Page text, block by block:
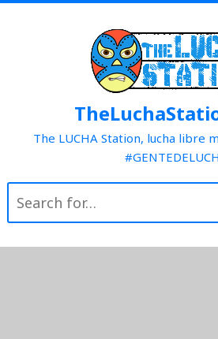
The LUCHA Station, lucha libre
for: